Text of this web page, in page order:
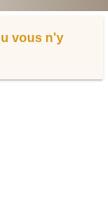
vous n'y